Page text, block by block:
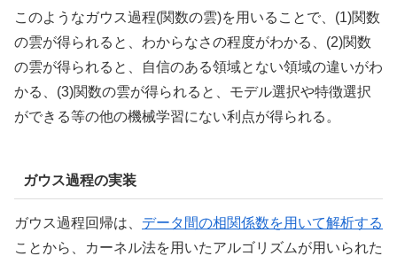
このようなガウス過程(関数の雲)を用いることで、(1)関数
の雲が得られると、わからなさの程度がわかる、(2)関数
の雲が得られると、自信のある領域とない領域の違いがわ
かる、(3)関数の雲が得られると、モデル選択や特徴選択
ができる等の他の機械学習にない利点が得られる。
ガウス過程の実装
ガウス過程回帰は、 データ間の相関係数を用いて解析する
ことから、カーネル法を用いたアルゴリズムが用いられた